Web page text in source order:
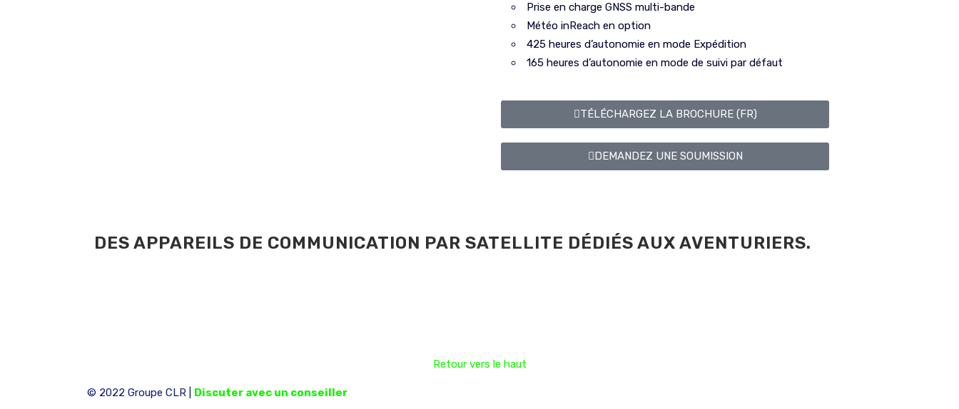
Prise en charge GNSS multi-bande
Météo inReach en option
425 heures d’autonomie en mode Expédition
165 heures d’autonomie en mode de suivi par défaut
TÉLÉCHARGEZ LA BROCHURE (FR)
DEMANDEZ UNE SOUMISSION
DES APPAREILS DE COMMUNICATION PAR SATELLITE DÉDIÉS AUX AVENTURIERS.
Retour vers le haut
© 2022 Groupe CLR | Discuter avec un conseiller